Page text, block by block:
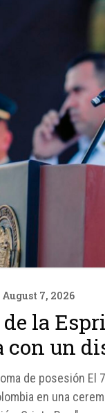
August 7, 2026
la
con un
de posesión El
en una